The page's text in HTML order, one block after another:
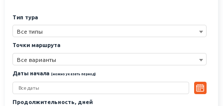
Тип тура
Все типы
Точки маршрута
Все варианты
Даты начала (можно указать период)
Продолжительность, дней